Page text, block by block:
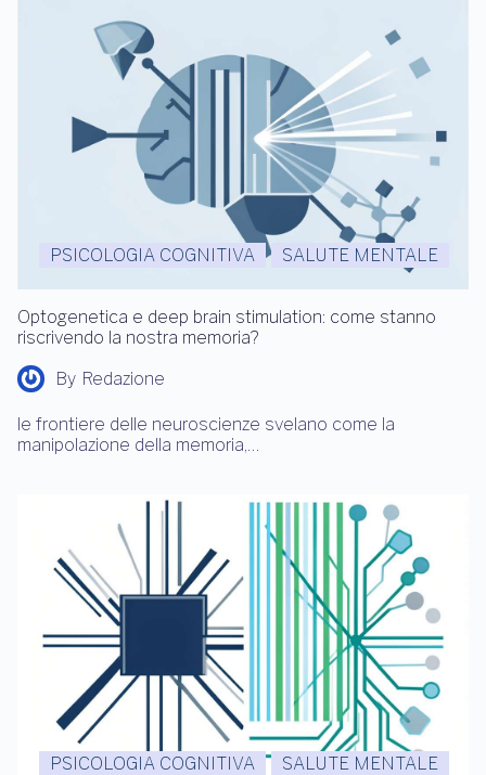
PSICOLOGIA COGNITIVA SALUTE MENTALE
Optogenetica e deep brain stimulation: come stanno
riscrivendo la nostra memoria?
By Redazione
le frontiere delle neuroscienze svelano come la
manipolazione della memoria,…
PSICOLOGIA COGNITIVA SALUTE MENTALE